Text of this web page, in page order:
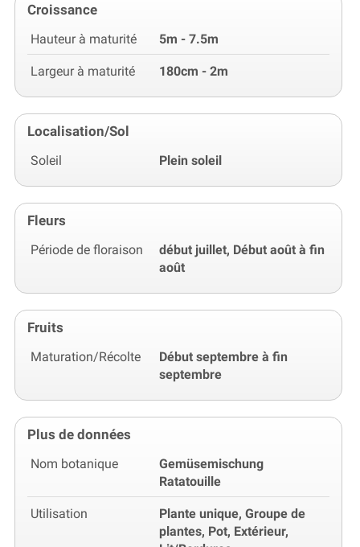
Croissance
Hauteur à maturité 5m - 7.5m
Largeur à maturité 180cm - 2m
Localisation/Sol
Soleil Plein soleil
Fleurs
Période de floraison
début juillet, Début août à fin
août
Fruits
Maturation/Récolte
Début septembre à fin
septembre
Plus de données
Nom botanique
Gemüsemischung
Ratatouille
Utilisation
Plante unique, Groupe de
plantes, Pot, Extérieur,